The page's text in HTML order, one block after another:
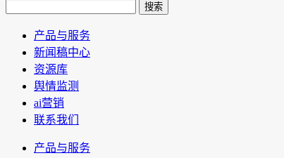
搜索
产品与服务
新闻稿中心
资源库
舆情监测
ai营销
联系我们
产品与服务